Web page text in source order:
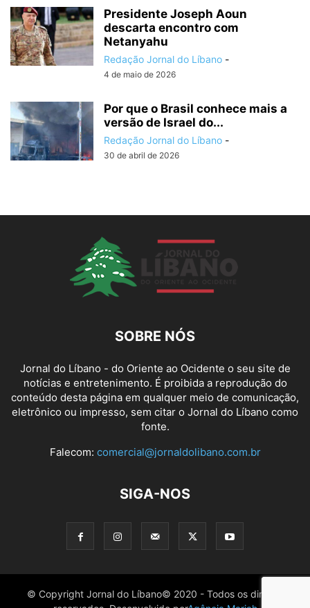
Presidente Joseph Aoun
descarta encontro com
Netanyahu
Redação Jornal do Líbano -
4 de maio de 2026
Por que o Brasil conhece mais a
versão de Israel do...
Redação Jornal do Líbano -
30 de abril de 2026
SOBRE NÓS
Jornal do Líbano - do Oriente ao Ocidente o seu site de
notícias e entretenimento. É proibida a reprodução do
conteúdo desta página em qualquer meio de comunicação,
eletrônico ou impresso, sem citar o Jornal do Líbano como
fonte.
Falecom: comercial@jornaldolibano.com.br
SIGA-NOS
© Copyright Jornal do Líbano© 2020 - Todos os direitos